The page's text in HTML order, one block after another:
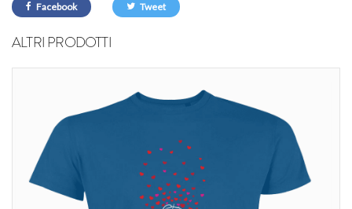
Facebook Tweet
ALTRI PRODOTTI